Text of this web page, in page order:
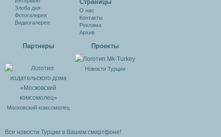
Злоба дня
Фотогалерея
Видеогалерея
Cтраницы
О нас
Контакты
Реклама
Архив
Партнеры
Московский комсомолец
Проекты
Новости Турции
Все новости Турции в Вашем смартфоне!